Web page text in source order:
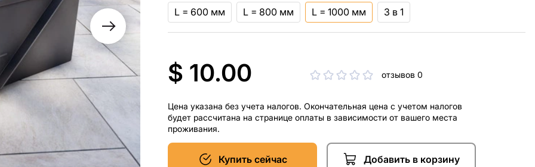
L = 600 мм L = 800 мм L = 1000 мм 3 в 1
$ 10.00 отзывов 0
Цена указана без учета налогов. Окончательная цена с учетом налогов
будет рассчитана на странице оплаты в зависимости от вашего места
проживания.
Купить сейчас Добавить в корзину